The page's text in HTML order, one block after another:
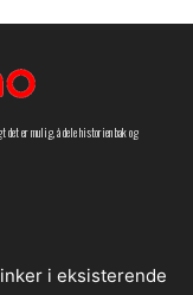
det er mulig, å dele historien bak og
i eksisterende